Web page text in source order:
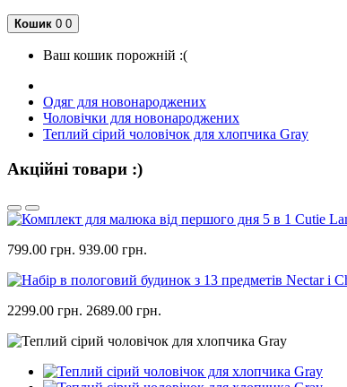
Кошик 0 0
Ваш кошик порожній :(
Одяг для новонароджених
Чоловічки для новонароджених
Теплий сірий чоловічок для хлопчика Gray
Акційні товари :)
799.00 грн. 939.00 грн.
2299.00 грн. 2689.00 грн.